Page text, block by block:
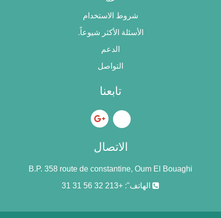
شروط الاستخدام
الأسئلة الأكثر شيوعاً.
الدعم
التواصل
تابعنا
الاتصال
B.P. 358 route de constantine, Oum El Bouaghi
الهاتف": +213 32 56 31 31